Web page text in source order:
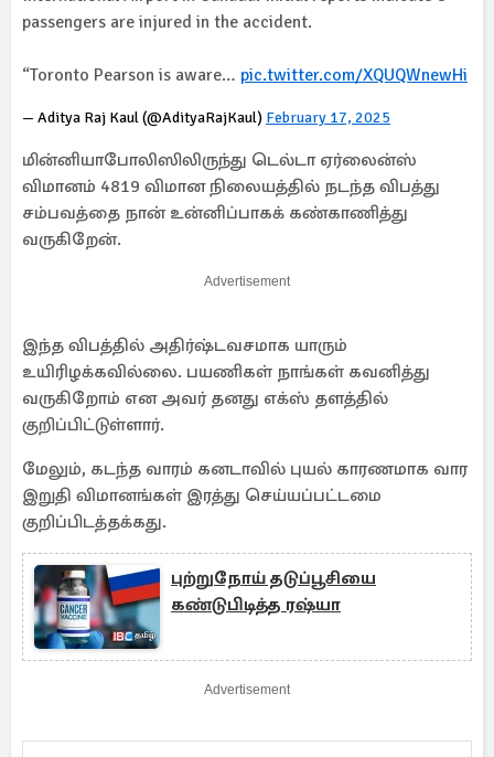
passengers are injured in the accident.
“Toronto Pearson is aware… pic.twitter.com/XQUQWnewHi
— Aditya Raj Kaul (@AdityaRajKaul) February 17, 2025
மின்னியாபோலிஸிலிருந்து டெல்டா ஏர்லைன்ஸ்
விமானம் 4819 விமான நிலையத்தில் நடந்த விபத்து
சம்பவத்தை நான் உன்னிப்பாகக் கண்காணித்து
வருகிறேன்.
Advertisement
இந்த விபத்தில் அதிர்ஷ்டவசமாக யாரும்
உயிரிழக்கவில்லை. பயணிகள் நாங்கள் கவனித்து
வருகிறோம் என அவர் தனது எக்ஸ் தளத்தில்
குறிப்பிட்டுள்ளார்.
மேலும், கடந்த வாரம் கனடாவில் புயல் காரணமாக வார
இறுதி விமானங்கள் இரத்து செய்யப்பட்டமை
குறிப்பிடத்தக்கது.
புற்றுநோய் தடுப்பூசியை
கண்டுபிடித்த ரஷ்யா
Advertisement